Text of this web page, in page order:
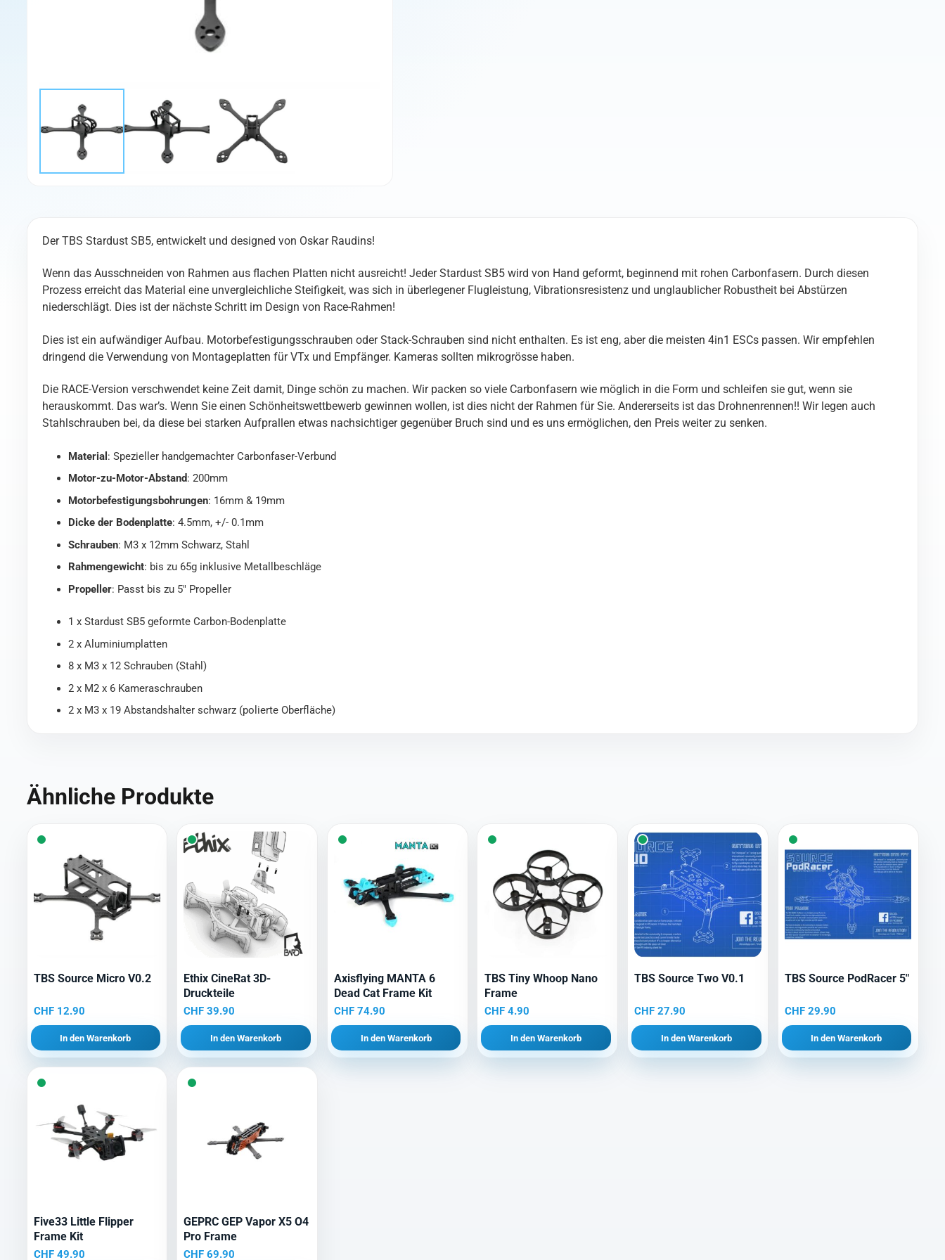
Der TBS Stardust SB5, entwickelt und designed von Oskar Raudins!
Wenn das Ausschneiden von Rahmen aus flachen Platten nicht ausreicht! Jeder Stardust SB5 wird von Hand geformt, beginnend mit rohen Carbonfasern. Durch diesen
Prozess erreicht das Material eine unvergleichliche Steifigkeit, was sich in überlegener Flugleistung, Vibrationsresistenz und unglaublicher Robustheit bei Abstürzen
niederschlägt. Dies ist der nächste Schritt im Design von Race-Rahmen!
Dies ist ein aufwändiger Aufbau. Motorbefestigungsschrauben oder Stack-Schrauben sind nicht enthalten. Es ist eng, aber die meisten 4in1 ESCs passen. Wir empfehlen
dringend die Verwendung von Montageplatten für VTx und Empfänger. Kameras sollten mikrogrösse haben.
Die RACE-Version verschwendet keine Zeit damit, Dinge schön zu machen. Wir packen so viele Carbonfasern wie möglich in die Form und schleifen sie gut, wenn sie
herauskommt. Das war’s. Wenn Sie einen Schönheitswettbewerb gewinnen wollen, ist dies nicht der Rahmen für Sie. Andererseits ist das Drohnenrennen!! Wir legen auch
Stahlschrauben bei, da diese bei starken Aufprallen etwas nachsichtiger gegenüber Bruch sind und es uns ermöglichen, den Preis weiter zu senken.
Material : Spezieller handgemachter Carbonfaser-Verbund
Motor-zu-Motor-Abstand: 200mm
Motorbefestigungsbohrungen: 16mm & 19mm
Dicke der Bodenplatte: 4.5mm, +/- 0.1mm
Schrauben: M3 x 12mm Schwarz, Stahl
Rahmengewicht: bis zu 65g inklusive Metallbeschläge
Propeller: Passt bis zu 5″ Propeller
1 x Stardust SB5 geformte Carbon-Bodenplatte
2 x Aluminiumplatten
8 x M3 x 12 Schrauben (Stahl)
2 x M2 x 6 Kameraschrauben
2 x M3 x 19 Abstandshalter schwarz (polierte Oberfläche)
Ähnliche Produkte
TBS Source Micro V0.2
CHF12.90
In den Warenkorb
Ethix CineRat 3D-
Druckteile
CHF 39.90
In den Warenkorb
Axisflying MANTA 6
Dead Cat Frame Kit
CHF 74.90
In den Warenkorb
TBS Tiny Whoop Nano
Frame
CHF4.90
In den Warenkorb
TBS Source Two V0.1
CHF 27.90
In den Warenkorb
TBS Source PodRacer 5″
CHF29.90
In den Warenkorb
Five33 Little Flipper
Frame Kit
CHF49.90
GEPRC GEP Vapor X5 O4
Pro Frame
CHF 69.90